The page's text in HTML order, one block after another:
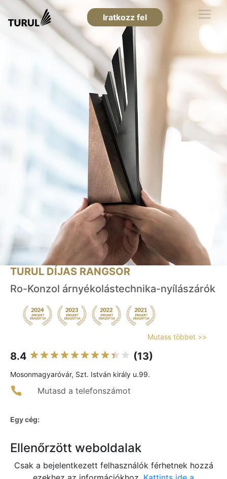
Iratkozz fel
TURUL DÍJAS RANGSOR
Ro-Konzol árnyékolástechnika-nyílászárók
Mutass többet >>
8.4 (13)
Mosonmagyaróvár, Szt. István király u.99.
Mutasd a telefonszámot
Egy cég:
Ellenőrzött weboldalak
Csak a bejelentkezett felhasználók férhetnek hozzá